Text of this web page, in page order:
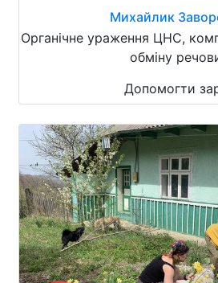
Михайлик
Органічне ураження ЦНС,
обміну
Допомогти